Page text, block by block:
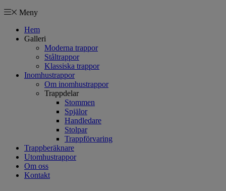
Meny
Hem
Galleri
Moderna trappor
Ståltrappor
Klassiska trappor
Inomhustrappor
Om inomhustrappor
Trappdelar
Stommen
Spjälor
Handledare
Stolpar
Trappförvaring
Trappberäknare
Utomhustrappor
Om oss
Kontakt